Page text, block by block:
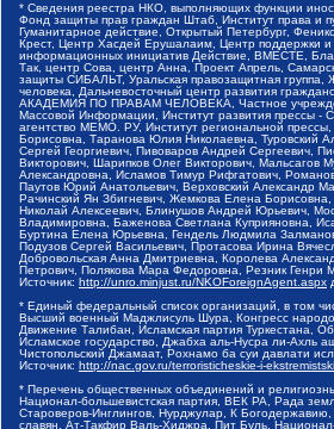
* Сведения реестра НКО, выполняющих функции
Фонд защиты прав граждан Штаб, Институт права
Гуманитарное действие, Открытый Петербург,
Крест, Центр Хасдей Ерушалаим, Центр поддержки
информационных инициатив Действие, ВМЕСТЕ,
Так, центр Сова, центр Анна, Проект Апрель,
защиты СИБАЛЬТ, Уральская правозащитная
человека, Дальневосточный центр развития
АКАДЕМИЯ ПО ПРАВАМ ЧЕЛОВЕКА, Частное
Массовой Информации, Институт развития прессы -
агентство МЕМО. РУ, Институт региональной
Борисовна, Таранова Юлия Николаевна, Туровский
Сергей Георгиевич, Пивоваров Андрей Сергеевич,
Викторович, Шарипков Олег Викторович,
Александровна, Исламов Тимур Рифгатович,
Паутов Юрий Анатольевич, Верховский Александр
Рачинский Ян Збигневич, Жемкова Елена
Николай Алексеевич, Блинушов Андрей Юрьевич,
Владимировна, Баженова Светлана Куприяновна,
Буртина Елена Юрьевна, Гендель Людмила
Подузов Сергей Васильевич, Протасова Ирина
Добровольская Анна Дмитриевна, Королева
Петрович, Полякова Мара Федоровна, Резник Генри
Источник: http://unro.minjust.ru/NKOForeignAgent.aspx
* Единый федеральный список организаций, в том
Высший военный Маджлисуль Шура, Конгресс
Движение Талибан, Исламская партия Туркестана,
Исламское государство, Джабха аль-Нусра ли-
Чистопольский Джамаат, Рохнамо ба суи давлати
Источник: http://nac.gov.ru/terroristicheskie-i-
* Перечень общественных объединений и
Национал-большевистская партия, ВЕК РА, Рада
Староверов-Инглингов, Нурджулар, К
славян, Ат-Такфир Валь-Хиджра, Пит Буль,